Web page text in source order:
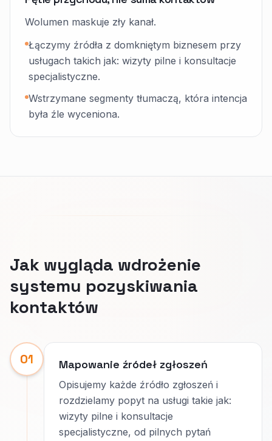
Wolumen maskuje zły kanał.
Łączymy źródła z domkniętym biznesem przy
usługach takich jak: wizyty pilne i konsultacje
specjalistyczne.
Wstrzymane segmenty tłumaczą, która intencja
była źle wyceniona.
Jak wygląda wdrożenie
systemu pozyskiwania
kontaktów
01 Mapowanie źródeł zgłoszeń
Opisujemy każde źródło zgłoszeń i
rozdzielamy popyt na usługi takie jak:
wizyty pilne i konsultacje
specjalistyczne, od pilnych pytań